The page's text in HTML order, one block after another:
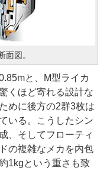
図。
と、M型ライカ
くほど寄れる設計な
めに後方の2群3枚は
いる。こうしたシン
、そしてフローティ
の複雑なメカを内包
1kgという重さも致